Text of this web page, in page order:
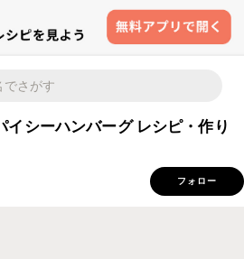
イシーハンバーグ レシピ・作り
フォロー